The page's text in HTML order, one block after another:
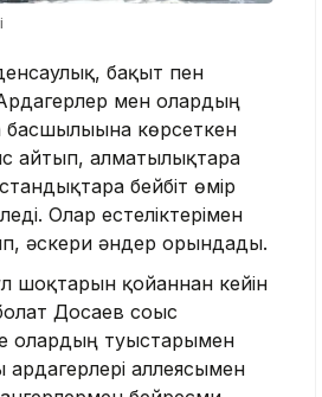
бақыт пен
мен олардың
көрсеткен
айтып, алматылықтарға
бейбіт өмір
Олар естеліктерімен
әскери әндер орындады.
шоқтарын қойғаннан кейін
Досаев соғыс
олардың туыстарымен
ардагерлері аллеясымен